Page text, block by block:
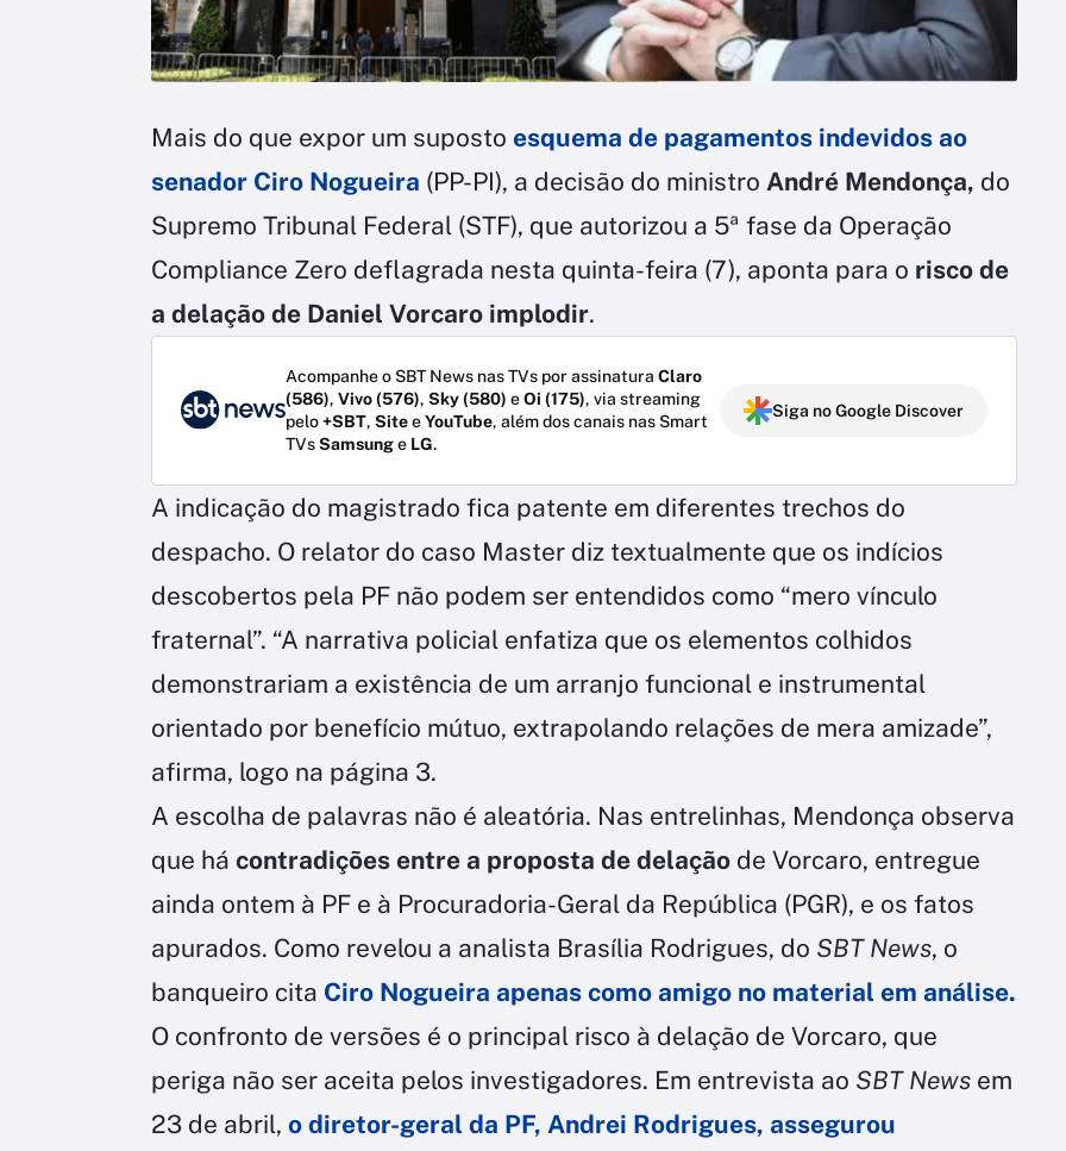
Mais do que expor um suposto esquema de pagamentos indevidos ao
senador Ciro Nogueira (PP-PI), a decisão do ministro André Mendonça, do
Supremo Tribunal Federal (STF), que autorizou a 5ª fase da Operação
Compliance Zero deflagrada nesta quinta-feira (7), aponta para o risco de
a delação de Daniel Vorcaro implodir.
Acompanhe o SBT News nas TVs por assinatura Claro
(586), Vivo (576), Sky (580) eOi (175), via streaming
pelo+SBT, SiteeYouTube, além dos canais nas Smart
TVsSamsunge LG.
Siga no Google Discover
A indicação do magistrado fica patente em diferentes trechos do
despacho. O relator do caso Master diz textualmente que os indícios
descobertos pela PF não podem ser entendidos como “mero vínculo
fraternal”. “A narrativa policial enfatiza que os elementos colhidos
demonstrariam a existência de um arranjo funcional e instrumental
orientado por benefício mútuo, extrapolando relações de mera amizade”,
afirma, logo na página 3.
A escolha de palavras não é aleatória. Nas entrelinhas, Mendonça observa
que há contradições entre a proposta de delação de Vorcaro, entregue
ainda ontem à PF e à Procuradoria-Geral da República (PGR), e os fatos
apurados. Como revelou a analista Brasília Rodrigues, do SBT News, o
banqueiro cita Ciro Nogueira apenas como amigo no material em análise.
O confronto de versões é o principal risco à delação de Vorcaro, que
periga não ser aceita pelos investigadores. Em entrevista ao SBT News em
23 de abril, o diretor-geral da PF, Andrei Rodrigues, assegurou